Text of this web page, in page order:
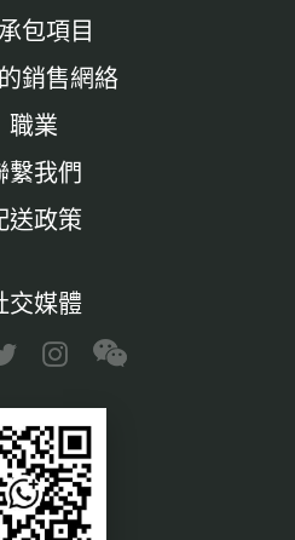
包項目
銷售網絡
職業
繫我們
送政策
交媒體